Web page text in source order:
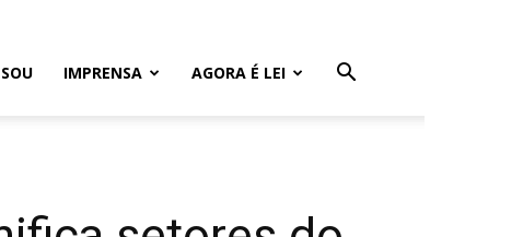
IMPRENSA AGORA É LEI